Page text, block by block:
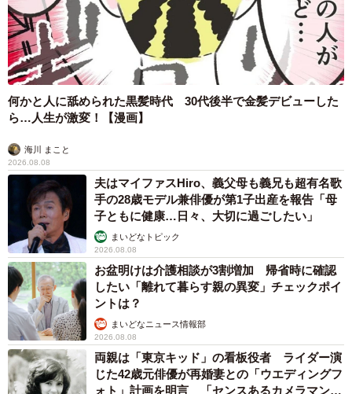
何かと人に舐められた黒髪時代 30代後半で金髪デビューした
ら…人生が激変！【漫画】
海川 まこと
2026.08.08
夫はマイファスHiro、義父母も義兄も超有名歌
手の28歳モデル兼俳優が第1子出産を報告「母
子ともに健康…日々、大切に過ごしたい」
まいどなトピック
2026.08.08
お盆明けは介護相談が3割増加 帰省時に確認
したい「離れて暮らす親の異変」チェックポイ
ントは？
まいどなニュース情報部
2026.08.08
両親は「東京キッド」の看板役者 ライダー演
じた42歳元俳優が再婚妻との「ウエディングフ
ォト」計画を明言 「センスあるカメラマン求